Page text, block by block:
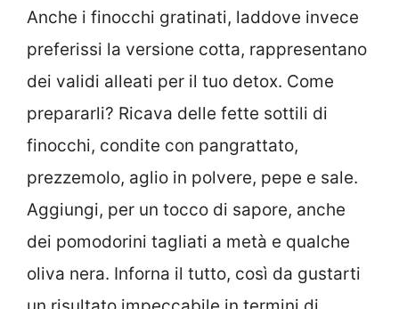
Anche i finocchi gratinati, laddove invece
preferissi la versione cotta, rappresentano
dei validi alleati per il tuo detox. Come
prepararli? Ricava delle fette sottili di
finocchi, condite con pangrattato,
prezzemolo, aglio in polvere, pepe e sale.
Aggiungi, per un tocco di sapore, anche
dei pomodorini tagliati a metà e qualche
oliva nera. Inforna il tutto, così da gustarti